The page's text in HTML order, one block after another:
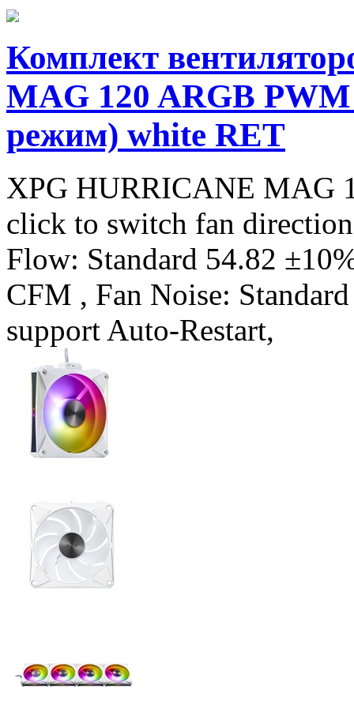
Комплект
MAG 120 ARGB
режим) white RET
XPG HURRICANE MAG
click to switch fan
Flow: Standard 54.82
CFM , Fan Noise:
support Auto-Restart,